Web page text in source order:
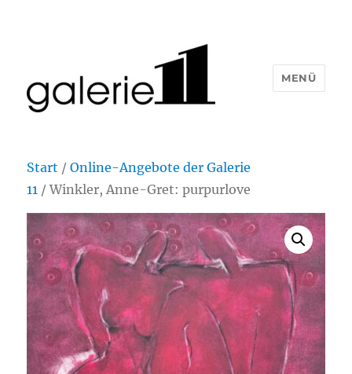
MENÜ
Start /Online-Angebote der Galerie
11 / Winkler, Anne-Gret: purpurlove